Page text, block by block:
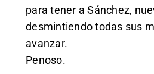
para tener a Sánchez,
desmintiendo todas sus
avanzar.
Penoso.